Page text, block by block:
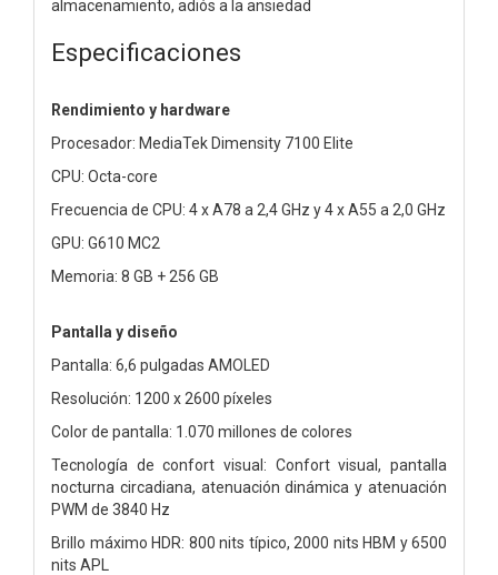
almacenamiento, adiós a la ansiedad
Especificaciones
Rendimiento y hardware
Procesador: MediaTek Dimensity 7100 Elite
CPU: Octa-core
Frecuencia de CPU: 4 x A78 a 2,4 GHz y 4 x A55 a 2,0 GHz
GPU: G610 MC2
Memoria: 8 GB + 256 GB
Pantalla y diseño
Pantalla: 6,6 pulgadas AMOLED
Resolución: 1200 x 2600 píxeles
Color de pantalla: 1.070 millones de colores
Tecnología de confort visual: Confort visual, pantalla
nocturna circadiana, atenuación dinámica y atenuación
PWM de 3840 Hz
Brillo máximo HDR: 800 nits típico, 2000 nits HBM y 6500
nits APL